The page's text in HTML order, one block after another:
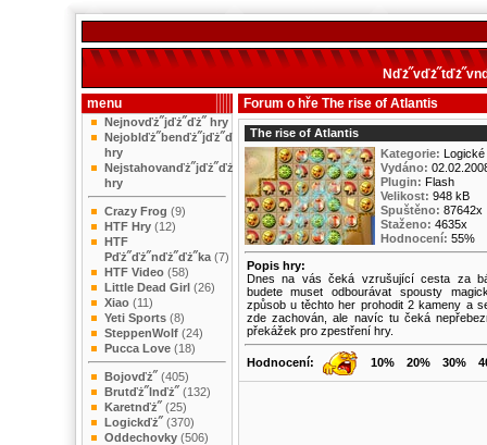
menu
Nejnovďż˝jďż˝ďż˝ hry
Nejoblďż˝benďż˝jďż˝ďż˝
hry
Nejstahovanďż˝jďż˝ďż˝
hry
Crazy Frog (9)
HTF Hry (12)
HTF
Pďż˝ďż˝nďż˝ďż˝ka (7)
HTF Video (58)
Little Dead Girl (26)
Xiao (11)
Yeti Sports (8)
SteppenWolf (24)
Pucca Love (18)
Bojovďż˝ (405)
Brutďż˝lnďż˝ (132)
Karetnďż˝ (25)
Logickďż˝ (370)
Oddechovky (506)
Forum o hře The rise of Atlantis
The rise of Atlantis
Kategorie: Logické
Vydáno:
Plugin: Flash
Velikost: 948 kB
Spuštěno: 87642x
Staženo: 4635x
Hodnocení: 55%
Popis hry:
Dnes na vás čeká vzrušující cesta za
budete muset odbourávat spousty
způsob u těchto her prohodit 2 kameny a
zde zachován, ale navíc tu čeká
překážek pro zpestření hry.
Hodnocení: 10% 20% 30%